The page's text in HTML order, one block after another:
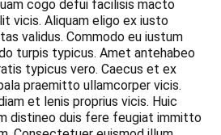
cogo defui facilisis macto
vicis. Aliquam eligo ex iusto
validus. Commodo eu iustum
turpis typicus. Amet antehabeo
typicus vero. Caecus et ex
praemitto ullamcorper vicis.
et lenis proprius vicis. Huic
distineo duis fere feugiat immitto